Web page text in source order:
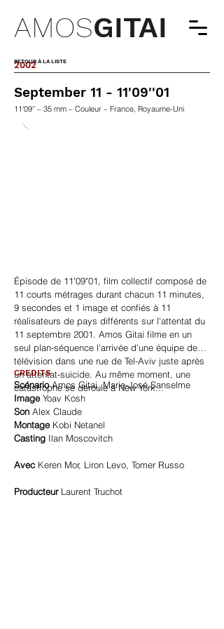
AMOSGITAI
2002
RETOUR À LA LISTE
September 11 - 11'09''01
11'09'' – 35 mm – Couleur – France, Royaume-Uni
Épisode de 11'09"01, film collectif composé de
11 courts métrages durant chacun 11 minutes,
9 secondes et 1 image et confiés à 11
réalisateurs de pays différents sur l'attentat du
11 septembre 2001. Amos Gitai filme en un
seul plan-séquence l'arrivée d'une équipe de
télévision dans une rue de Tel-Aviv juste après
un attentat-suicide. Au même moment, une
catastrophe se déroule à New York...
CREDITS
ScénarioAmos Gitai, Marie-José Sanselme
ImageYoav Kosh
Son Alex Claude
MontageKobi Netanel
Casting Ilan Moscovitch
Avec Keren Mor, Liron Levo, Tomer Russo
ProducteurLaurent Truchot